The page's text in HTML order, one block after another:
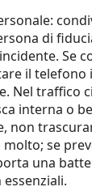
di
Se
il telefono
Nel traffico
interna o
non
molto; se
una